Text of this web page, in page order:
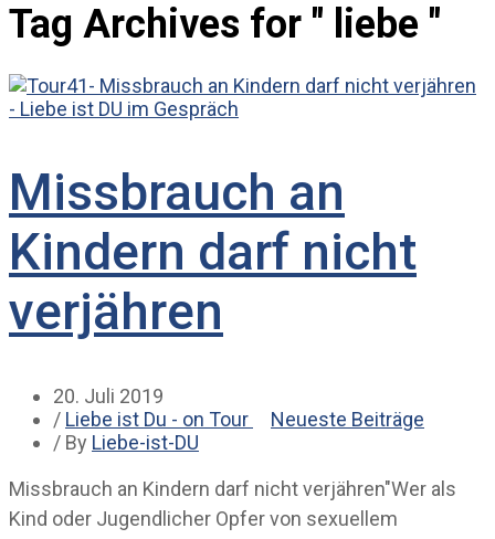
Tag Archives for " liebe "
Missbrauch an
Kindern darf nicht
verjähren
20. Juli 2019
/ Liebe ist Du - on Tour
Neueste Beiträge
/ By Liebe-ist-DU
Missbrauch an Kindern darf nicht verjähren"Wer als
Kind oder Jugendlicher Opfer von sexuellem